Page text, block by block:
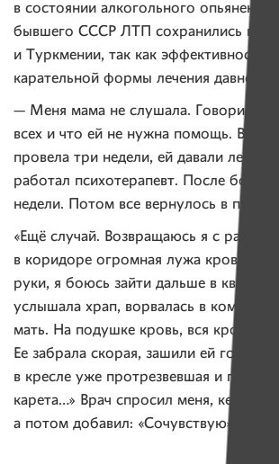
в состоянии алкогольного опьянения.
бывшего СССР ЛТП сохранились в
и Туркмении, так как эффективность
карательной формы лечения давно
— Меня мама не слушала. Говорила,
всех и что ей не нужна помощь. В
провела три недели, ей давали
работал психотерапевт. После
недели. Потом все вернулось в
«Ещё случай. Возвращаюсь я с работы,
в коридоре огромная лужа крови. У
руки, я боюсь зайти дальше в
услышала храп, ворвалась в комнату,
мать. На подушке кровь, вся кровать в
Ее забрала скорая, зашили ей голову,
в кресле уже протрезвевшая и поет:
карета…» Врач спросил меня, кем я ей
а потом добавил: «Сочувствую».